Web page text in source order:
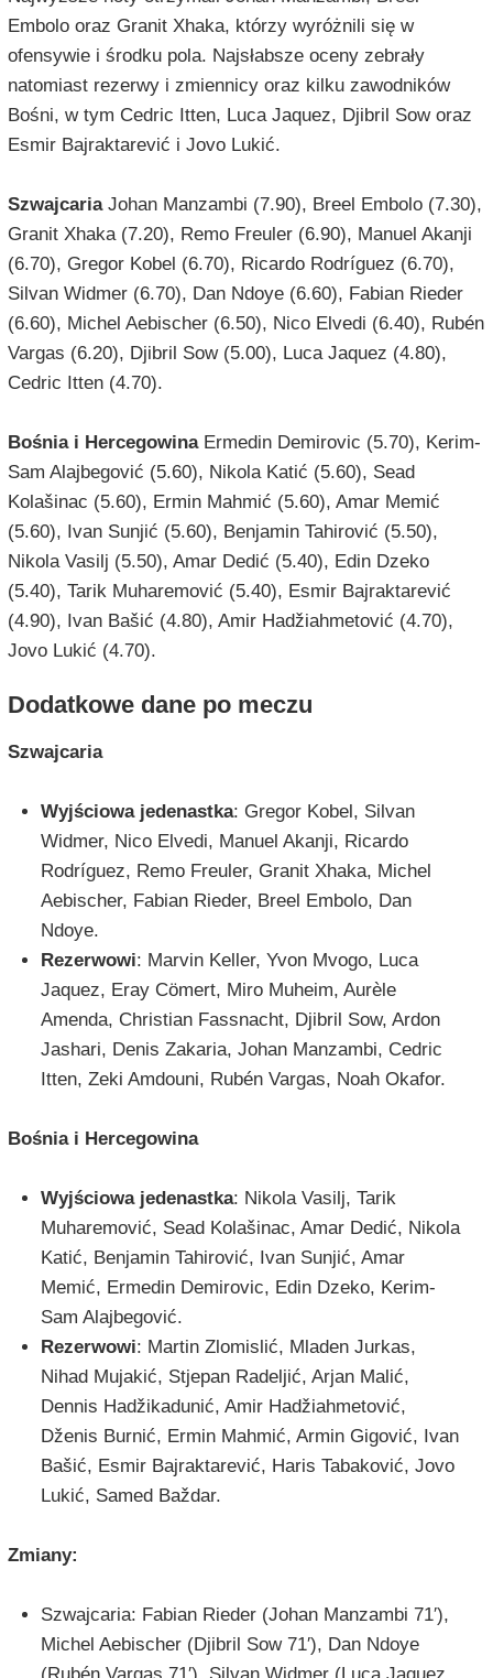
Embolo oraz Granit Xhaka, którzy wyróżnili się w
ofensywie i środku pola. Najsłabsze oceny zebrały
natomiast rezerwy i zmiennicy oraz kilku zawodników
Bośni, w tym Cedric Itten, Luca Jaquez, Djibril Sow oraz
Esmir Bajraktarević i Jovo Lukić.
SzwajcariaJohan Manzambi (7.90), Breel Embolo (7.30),
Granit Xhaka (7.20), Remo Freuler (6.90), Manuel Akanji
(6.70), Gregor Kobel (6.70), Ricardo Rodríguez (6.70),
Silvan Widmer (6.70), Dan Ndoye (6.60), Fabian Rieder
(6.60), Michel Aebischer (6.50), Nico Elvedi (6.40), Rubén
Vargas (6.20), Djibril Sow (5.00), Luca Jaquez (4.80),
Cedric Itten (4.70).
Bośnia i HercegowinaErmedin Demirovic (5.70), Kerim-
Sam Alajbegović (5.60), Nikola Katić (5.60), Sead
Kolašinac (5.60), Ermin Mahmić (5.60), Amar Memić
(5.60), Ivan Sunjić (5.60), Benjamin Tahirović (5.50),
Nikola Vasilj (5.50), Amar Dedić (5.40), Edin Dzeko
(5.40), Tarik Muharemović (5.40), Esmir Bajraktarević
(4.90), Ivan Bašić (4.80), Amir Hadžiahmetović (4.70),
Jovo Lukić (4.70).
Dodatkowe dane po meczu
Szwajcaria
Wyjściowa jedenastka: Gregor Kobel, Silvan
Widmer, Nico Elvedi, Manuel Akanji, Ricardo
Rodríguez, Remo Freuler, Granit Xhaka, Michel
Aebischer, Fabian Rieder, Breel Embolo, Dan
Ndoye.
Rezerwowi: Marvin Keller, Yvon Mvogo, Luca
Jaquez, Eray Cömert, Miro Muheim, Aurèle
Amenda, Christian Fassnacht, Djibril Sow, Ardon
Jashari, Denis Zakaria, Johan Manzambi, Cedric
Itten, Zeki Amdouni, Rubén Vargas, Noah Okafor.
Bośnia i Hercegowina
Wyjściowa jedenastka: Nikola Vasilj, Tarik
Muharemović, Sead Kolašinac, Amar Dedić, Nikola
Katić, Benjamin Tahirović, Ivan Sunjić, Amar
Memić, Ermedin Demirovic, Edin Dzeko, Kerim-
Sam Alajbegović.
Rezerwowi: Martin Zlomislić, Mladen Jurkas,
Nihad Mujakić, Stjepan Radeljić, Arjan Malić,
Dennis Hadžikadunić, Amir Hadžiahmetović,
Dženis Burnić, Ermin Mahmić, Armin Gigović, Ivan
Bašić, Esmir Bajraktarević, Haris Tabaković, Jovo
Lukić, Samed Baždar.
Zmiany:
Szwajcaria: Fabian Rieder (Johan Manzambi 71′),
Michel Aebischer (Djibril Sow 71′), Dan Ndoye